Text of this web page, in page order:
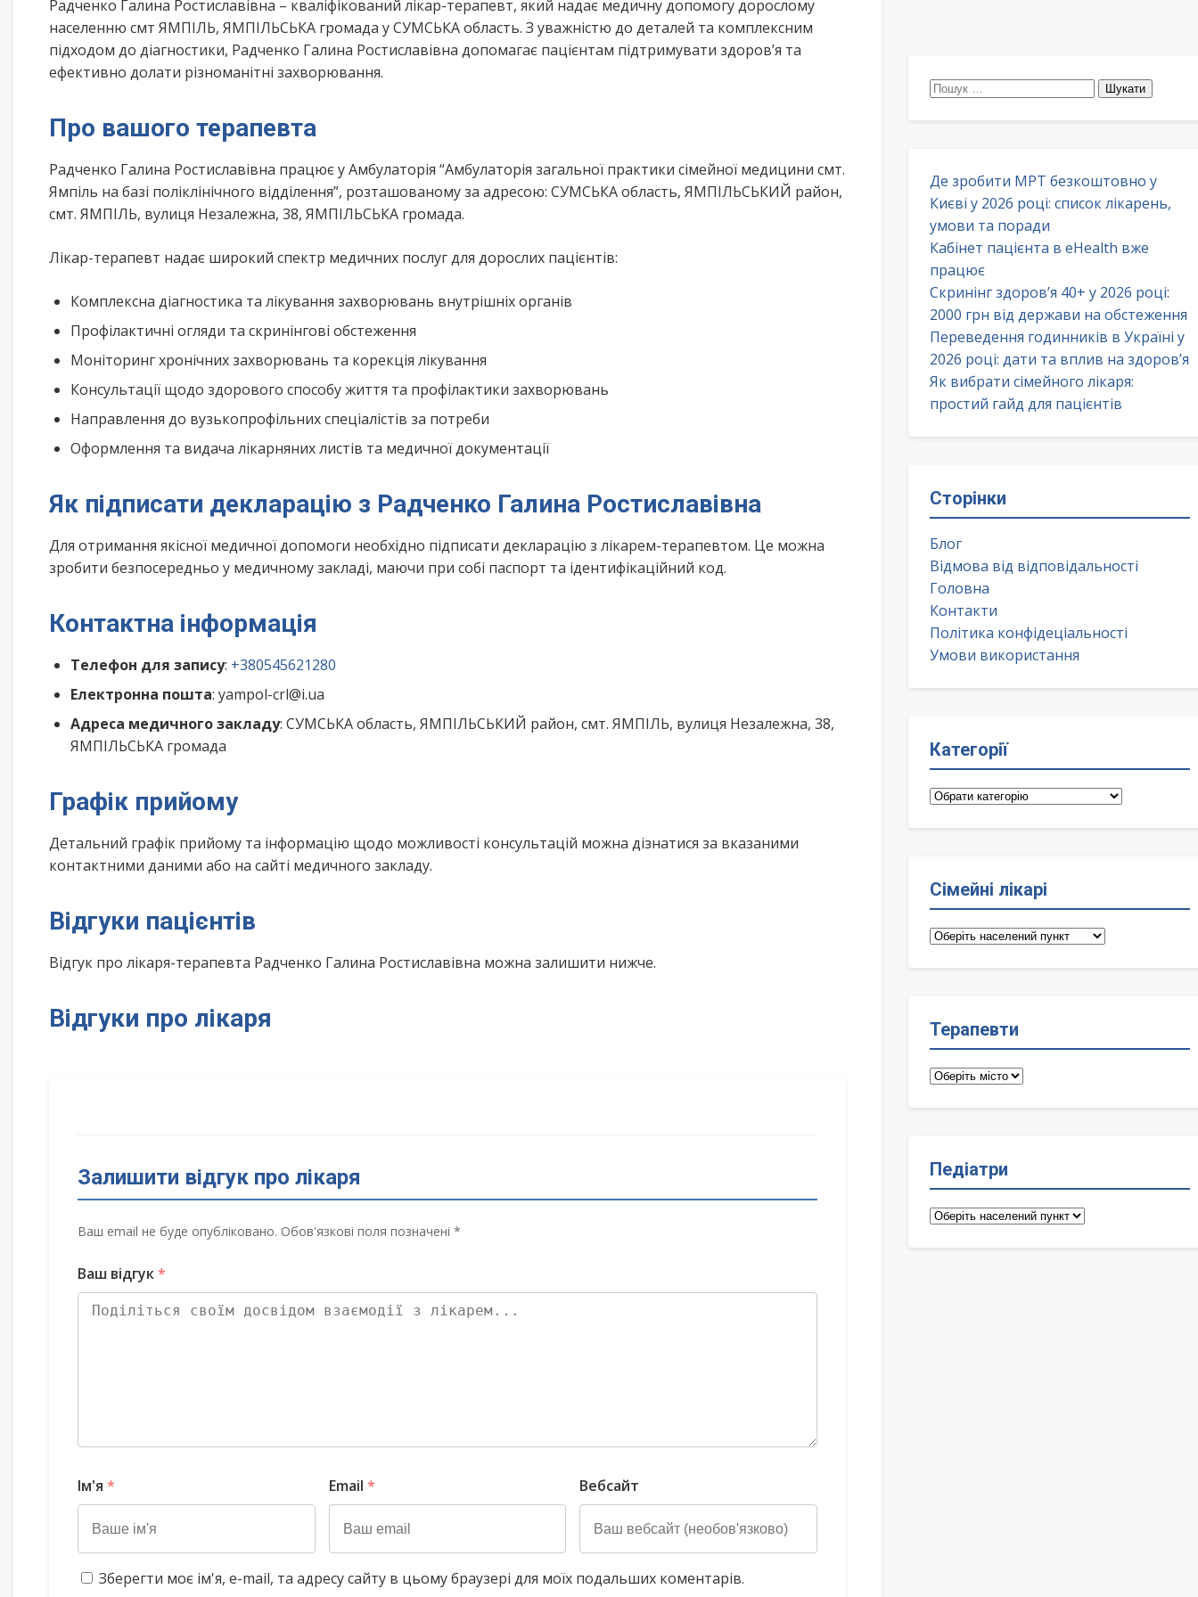
Радченко Галина Ростиславівна – кваліфікований лікар-терапевт, який надає медичну допомогу дорослому
населенню смт ЯМПІЛЬ, ЯМПІЛЬСЬКА громада у СУМСЬКА область. З уважністю до деталей та комплексним
підходом до діагностики, Радченко Галина Ростиславівна допомагає пацієнтам підтримувати здоров’я та
ефективно долати різноманітні захворювання.
Про вашого терапевта
Радченко Галина Ростиславівна працює у Амбулаторія “Амбулаторія загальної практики сімейної медицини смт.
Ямпіль на базі поліклінічного відділення”, розташованому за адресою: СУМСЬКА область, ЯМПІЛЬСЬКИЙ район,
смт. ЯМПІЛЬ, вулиця Незалежна, 38, ЯМПІЛЬСЬКА громада.
Лікар-терапевт надає широкий спектр медичних послуг для дорослих пацієнтів:
Комплексна діагностика та лікування захворювань внутрішніх органів
Профілактичні огляди та скринінгові обстеження
Моніторинг хронічних захворювань та корекція лікування
Консультації щодо здорового способу життя та профілактики захворювань
Направлення до вузькопрофільних спеціалістів за потреби
Оформлення та видача лікарняних листів та медичної документації
Як підписати декларацію з Радченко Галина Ростиславівна
Для отримання якісної медичної допомоги необхідно підписати декларацію з лікарем-терапевтом. Це можна
зробити безпосередньо у медичному закладі, маючи при собі паспорт та ідентифікаційний код.
Контактна інформація
Телефон для запису: +380545621280
Електронна пошта: yampol-crl@i.ua
Адреса медичного закладу: СУМСЬКА область, ЯМПІЛЬСЬКИЙ район, смт. ЯМПІЛЬ, вулиця Незалежна, 38,
ЯМПІЛЬСЬКА громада
Графік прийому
Детальний графік прийому та інформацію щодо можливості консультацій можна дізнатися за вказаними
контактними даними або на сайті медичного закладу.
Відгуки пацієнтів
Відгук про лікаря-терапевта Радченко Галина Ростиславівна можна залишити нижче.
Відгуки про лікаря
Залишити відгук про лікаря
Ваш email не буде опубліковано. Обов'язкові поля позначені *
Ваш відгук*
Ім'я * Email * Вебсайт
Зберегти моє ім'я, e-mail, та адресу сайту в цьому браузері для моїх подальших коментарів.
Пошук:
Де зробити МРТ безкоштовно у
Києві у 2026 році: список лікарень,
умови та поради
Кабінет пацієнта в eHealth вже
працює
Скринінг здоров’я 40+ у 2026 році:
2000 грн від держави на обстеження
Переведення годинників в Україні у
2026 році: дати та вплив на здоров’я
Як вибрати сімейного лікаря:
простий гайд для пацієнтів
Сторінки
Блог
Відмова від відповідальності
Головна
Контакти
Політика конфідеціальності
Умови використання
Категорії
Категорії
Сімейні лікарі
Сімейні
Терапевти
Терапевти
Педіатри
Педіатри